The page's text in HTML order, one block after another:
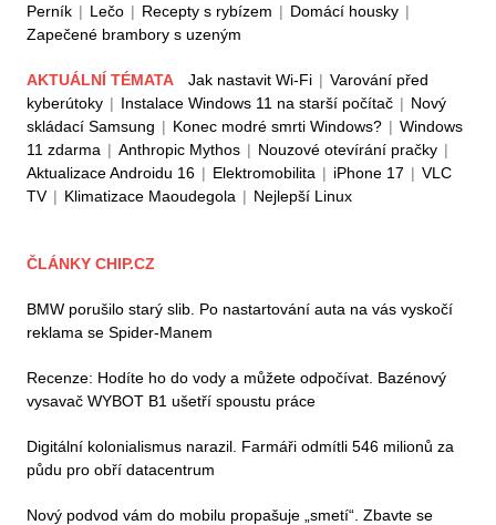
Perník | Lečo | Recepty s rybízem | Domácí housky |
Zapečené brambory s uzeným
AKTUÁLNÍ TÉMATA Jak nastavit Wi-Fi | Varování před
kyberútoky | Instalace Windows 11 na starší počítač | Nový
skládací Samsung | Konec modré smrti Windows? | Windows
11 zdarma | Anthropic Mythos | Nouzové otevírání pračky |
Aktualizace Androidu 16 | Elektromobilita | iPhone 17 | VLC
TV | Klimatizace Maoudegola | Nejlepší Linux
ČLÁNKY CHIP.CZ
BMW porušilo starý slib. Po nastartování auta na vás vyskočí
reklama se Spider-Manem
Recenze: Hodíte ho do vody a můžete odpočívat. Bazénový
vysavač WYBOT B1 ušetří spoustu práce
Digitální kolonialismus narazil. Farmáři odmítli 546 milionů za
půdu pro obří datacentrum
Nový podvod vám do mobilu propašuje „smetí“. Zbavte se